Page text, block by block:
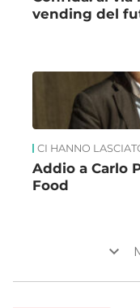
vending del
CI HANNO
Addio a Carlo
Food
keyboard_arrow_down